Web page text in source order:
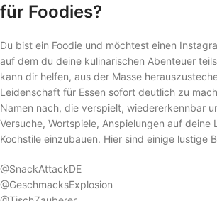
für Foodies?
Du bist ein Foodie und möchtest einen
auf dem du deine kulinarischen Abenteuer
kann dir helfen, aus der Masse
Leidenschaft für Essen sofort deutlich zu
Namen nach, die verspielt, wiedererkennbar
Versuche, Wortspiele, Anspielungen auf deine
Kochstile einzubauen. Hier sind einige lustige
@SnackAttackDE
@GeschmacksExplosion